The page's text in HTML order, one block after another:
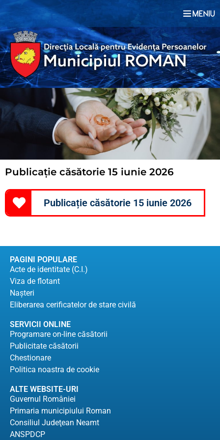
Publicație căsătorie 15 iunie 2026
Publicație căsătorie 15 iunie 2026
PAGINI POPULARE
Acte de identitate (C.I.)
Viza de flotant
Naşteri
Eliberarea cerificatelor de stare civilă
SERVICII ONLINE
Programare on-line căsătorii
Publicitate căsătorii
Chestionare
Politica noastra de cookie
ALTE WEBSITE-URI
Guvernul României
Primaria municipiului Roman
Consiliul Judeţean Neamt
ANSPDCP